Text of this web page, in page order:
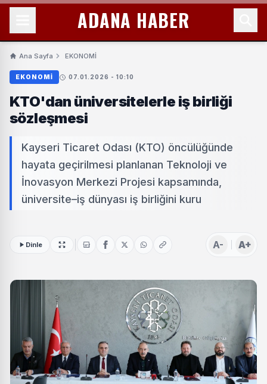
ADANA HABER
Ana Sayfa EKONOMİ
EKONOMİ 07.01.2026 - 10:10
KTO'dan üniversitelerle iş birliği
sözleşmesi
Kayseri Ticaret Odası (KTO) öncülüğünde
hayata geçirilmesi planlanan Teknoloji ve
İnovasyon Merkezi Projesi kapsamında,
üniversite–iş dünyası iş birliğini kuru
Dinle A- A+